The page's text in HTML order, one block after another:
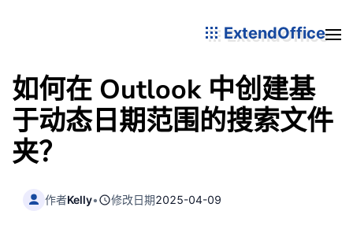
ExtendOffice
如何在 Outlook 中创建基
于动态日期范围的搜索文件
夹？
作者Kelly• 修改日期2025-04-09